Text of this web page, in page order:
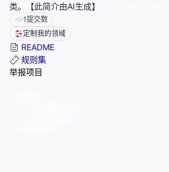
类。【此简介由AI生成】
1提交数
定制我的领域
README
规则集
举报项目